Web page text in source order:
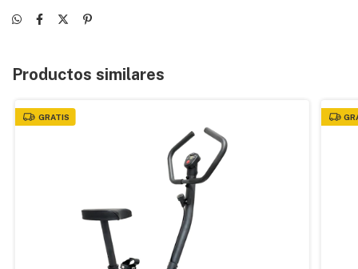
Productos similares
GRATIS